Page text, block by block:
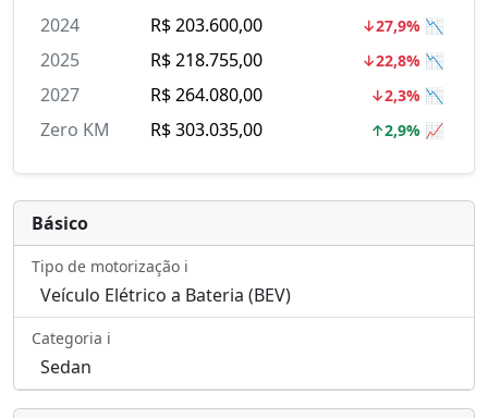
2024 R$ 203.600,00 ↓27,9% 📉
2025 R$ 218.755,00 ↓22,8% 📉
2027 R$ 264.080,00 ↓2,3% 📉
Zero KM R$ 303.035,00 ↑2,9% 📈
Básico
Tipo de motorização ℹ️
Veículo Elétrico a Bateria (BEV)
Categoria ℹ️
Sedan